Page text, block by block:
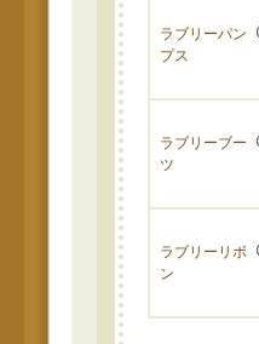
ラブリーパン
プス
ラブリーブー
ツ
ラブリーリボ
ン